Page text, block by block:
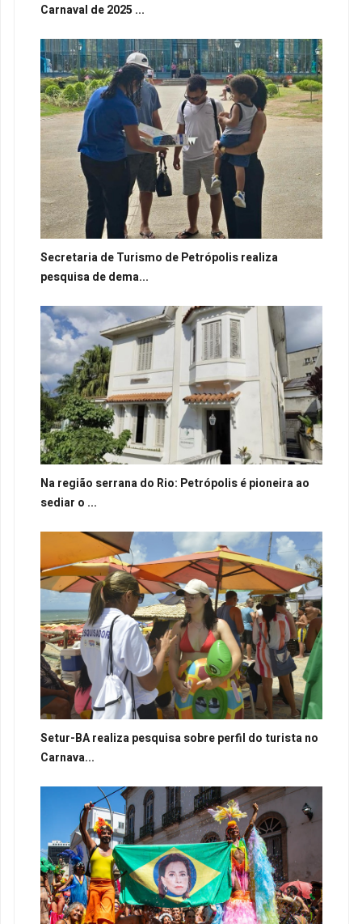
Carnaval de 2025 ...
Secretaria de Turismo de Petrópolis realiza
pesquisa de dema...
Na região serrana do Rio: Petrópolis é pioneira ao
sediar o ...
Setur-BA realiza pesquisa sobre perfil do turista no
Carnava...